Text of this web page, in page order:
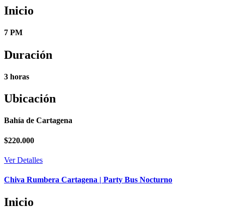
Inicio
7 PM
Duración
3 horas
Ubicación
Bahía de Cartagena
$220.000
Ver Detalles
Chiva Rumbera Cartagena | Party Bus Nocturno
Inicio